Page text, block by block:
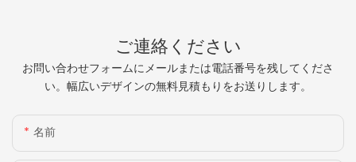
ご連絡ください
お問い合わせフォームにメールまたは電話番号を残してくださ
い。幅広いデザインの無料見積もりをお送りします。
名前